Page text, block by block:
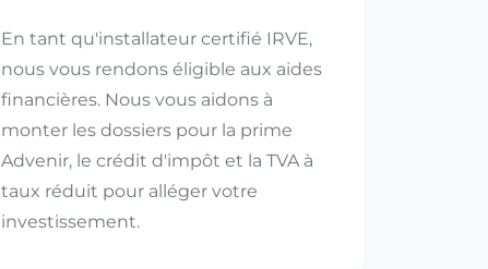
En tant qu'installateur certifié IRVE,
nous vous rendons éligible aux aides
financières. Nous vous aidons à
monter les dossiers pour la prime
Advenir, le crédit d'impôt et la TVA à
taux réduit pour alléger votre
investissement.